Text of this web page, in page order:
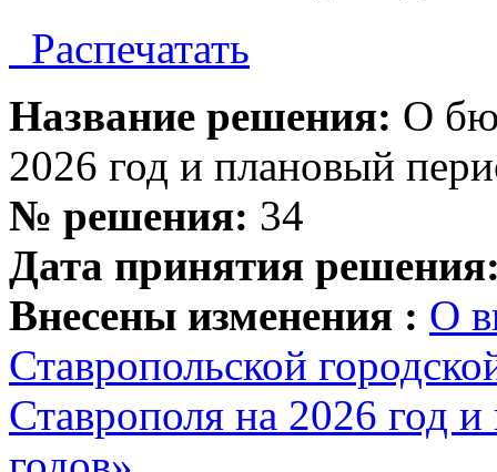
Распечатать
Название решения: О
2026 год и плановый
№ решения: 34
Дата принятия
Внесены изменения : О
Ставропольской
Ставрополя на 2026 год